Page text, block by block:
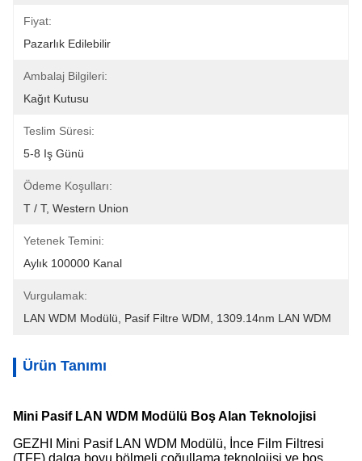
Fiyat:
Pazarlık Edilebilir
Ambalaj Bilgileri:
Kağıt Kutusu
Teslim Süresi:
5-8 Iş Günü
Ödeme Koşulları:
T / T, Western Union
Yetenek Temini:
Aylık 100000 Kanal
Vurgulamak:
LAN WDM Modülü
Pasif Filtre WDM 1309.14nm LAN WDM
Ürün Tanımı
Mini Pasif LAN WDM Modülü Boş Alan Teknolojisi
GEZHI Mini Pasif LAN WDM Modülü, İnce Film Filtresi
(TFF) dalga boyu bölmeli çoğullama teknolojisi ve boş